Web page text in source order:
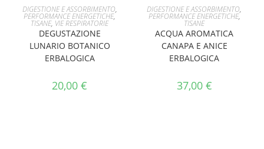
AGGIUNGI AL CARRELLO
DIGESTIONE E ASSORBIMENTO,
PERFORMANCE ENERGETICHE,
TISANE, VIE RESPIRATORIE
DEGUSTAZIONE
LUNARIO BOTANICO
ERBALOGICA
20,00€
AGGIUNGI AL CARRELLO
DIGESTIONE E ASSORBIMENTO,
PERFORMANCE ENERGETICHE,
TISANE
ACQUA AROMATICA
CANAPA E ANICE
ERBALOGICA
37,00 €